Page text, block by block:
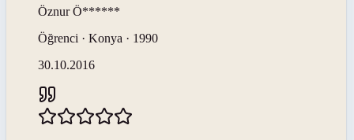
Öznur Ö******
Öğrenci · Konya · 1990
30.10.2016